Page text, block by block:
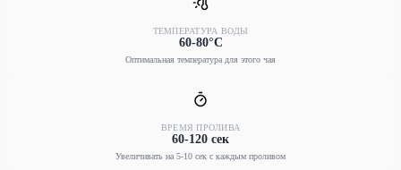
ТЕМПЕРАТУРА ВОДЫ
60-80°C
Оптимальная температура для этого чая
ВРЕМЯ ПРОЛИВА
60-120 сек
Увеличивать на 5-10 сек с каждым проливом